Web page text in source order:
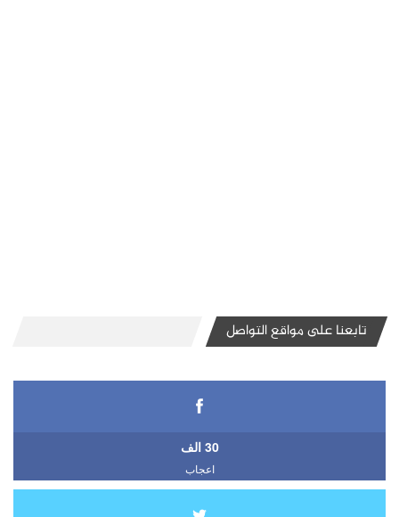
تابعنا على مواقع التواصل
30 الف
اعجاب